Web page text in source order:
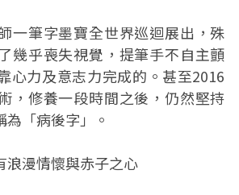
一筆字墨寶全世界巡迴展出，殊
幾乎喪失視覺，提筆手不自主顫
心力及意志力完成的。甚至2016
，修養一段時間之後，仍然堅持
「病後字」。
浪漫情懷與赤子之心